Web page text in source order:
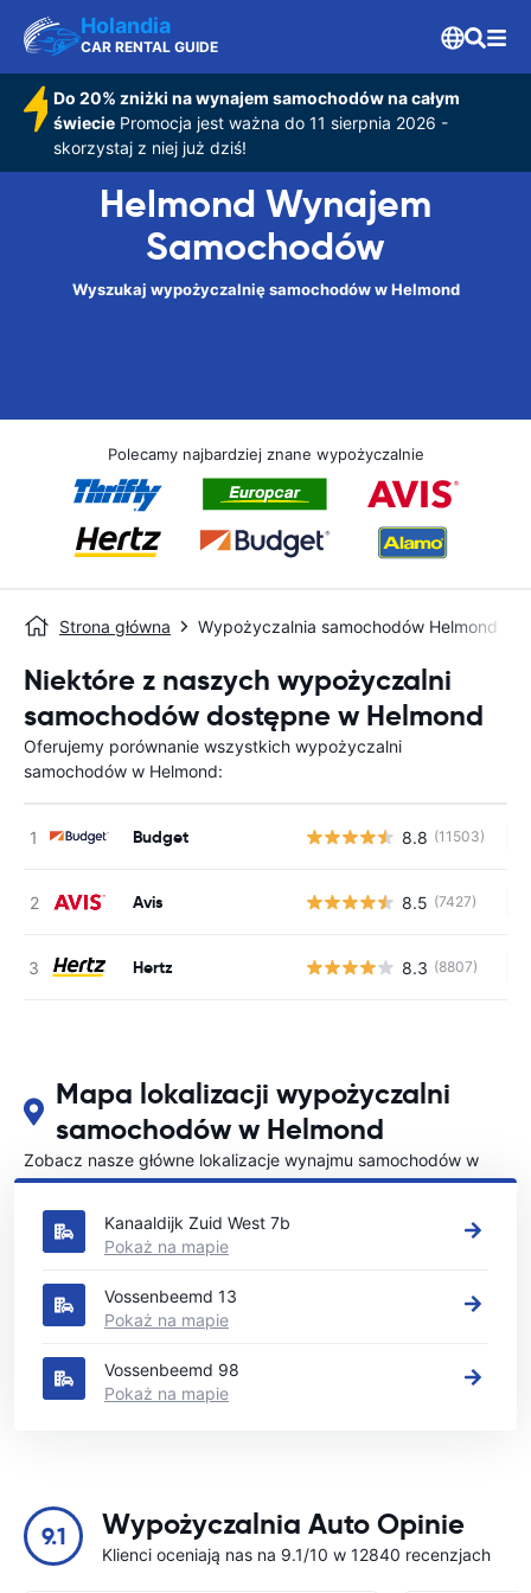
Holandia
CAR RENTAL GUIDE
Do 20% zniżki na wynajem samochodów na całym
świeciePromocja jest ważna do 11 sierpnia 2026 -
skorzystaj z niej już dziś!
Helmond Wynajem
Samochodów
Wyszukaj wypożyczalnię samochodów w Helmond
Polecamy najbardziej znane wypożyczalnie
Strona główna Wypożyczalnia samochodów Helmond
Niektóre z naszych wypożyczalni
samochodów dostępne w Helmond
Oferujemy porównanie wszystkich wypożyczalni
samochodów w Helmond:
Budget 8.8 (11503)
Avis 8.5 (7427)
Hertz 8.3 (8807)
Mapa lokalizacji wypożyczalni
samochodów w Helmond
Zobacz nasze główne lokalizacje wynajmu samochodów w
Helmond
Kanaaldijk Zuid West 7b
Pokaż na mapie
Vossenbeemd 13
Pokaż na mapie
Vossenbeemd 98
Pokaż na mapie
9.1 Wypożyczalnia Auto Opinie
Klienci oceniają nas na 9.1/10 w 12840 recenzjach